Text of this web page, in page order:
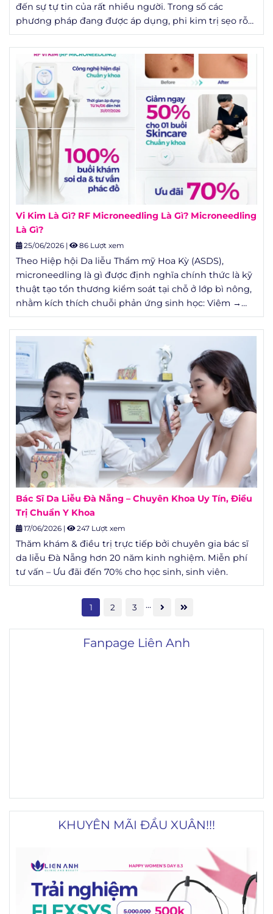
đến sự tự tin của rất nhiều người. Trong số các
phương pháp đang được áp dụng, phi kim trị sẹo rỗ
được nhắc đến nhiều nhất nhờ tính ít xâm lấn và chi
phí hợp lý. Nhưng phi kim có thật sự hiệu quả như lời
quảng cáo, hay chỉ là một "trend" làm đẹp? Bài viết
này tổng hợp số liệu từ các nghiên cứu da liễu đã
công bố để bạn có cái nhìn khách quan trước khi
quyết định.
Vi Kim Là Gì? RF Microneedling Là Gì? Microneedling
Là Gì?
25/06/2026 | 86 Lượt xem
Theo Hiệp hội Da liễu Thẩm mỹ Hoa Kỳ (ASDS),
microneedling là gì được định nghĩa chính thức là kỹ
thuật tạo tổn thương kiểm soát tại chỗ ở lớp bì nông,
nhằm kích thích chuỗi phản ứng sinh học: Viêm →
Tăng sinh → Tái cấu trúc (Inflammation – Proliferation
– Remodeling) để cơ thể tự tái tạo da từ bên trong.
Bác Sĩ Da Liễu Đà Nẵng – Chuyên Khoa Uy Tín, Điều
Trị Chuẩn Y Khoa
17/06/2026 | 247 Lượt xem
Thăm khám & điều trị trực tiếp bởi chuyên gia bác sĩ
da liễu Đà Nẵng hơn 20 năm kinh nghiệm. Miễn phí
tư vấn – Ưu đãi đến 70% cho học sinh, sinh viên.
1 2 3 ...
Fanpage Liên Anh
KHUYÊN MÃI ĐẦU XUÂN!!!